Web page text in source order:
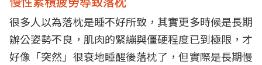
很多人以為落枕是睡不好所致，其實更多時候是長期
辦公姿勢不良，肌肉的緊繃與僵硬程度已到極限，才
好像「突然」很衰地睡醒後落枕了，但實際是長期慢